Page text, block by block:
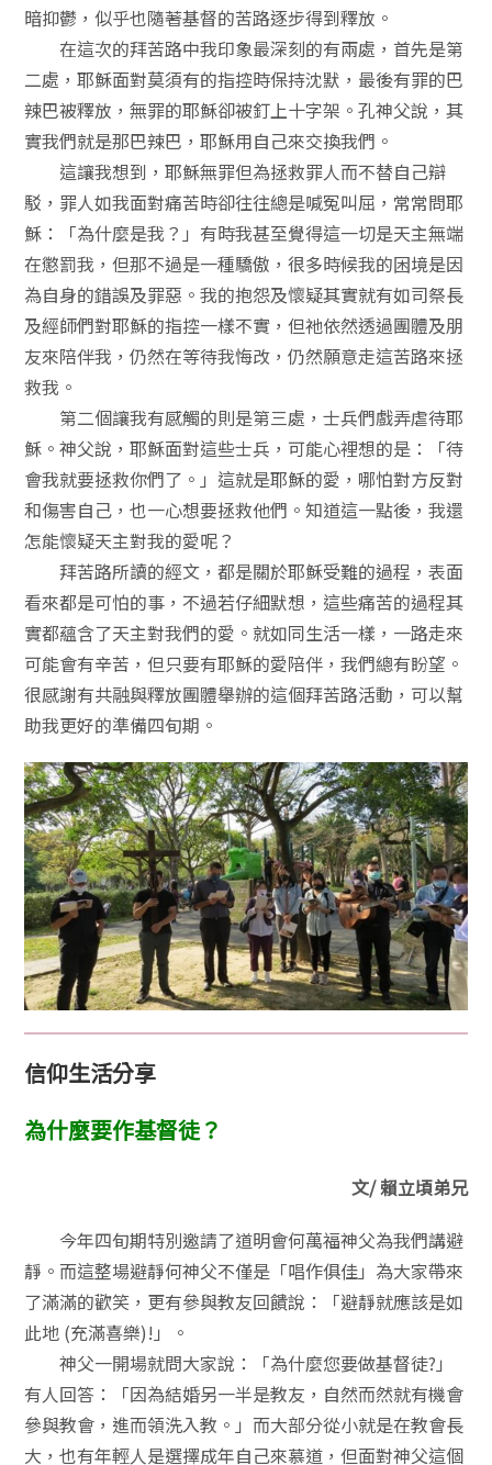
暗抑鬱，似乎也隨著基督的苦路逐步得到釋放。
在這次的拜苦路中我印象最深刻的有兩處，首先是第
二處，耶穌面對莫須有的指控時保持沈默，最後有罪的巴
辣巴被釋放，無罪的耶穌卻被釘上十字架。孔神父說，其
實我們就是那巴辣巴，耶穌用自己來交換我們。
這讓我想到，耶穌無罪但為拯救罪人而不替自己辯
駁，罪人如我面對痛苦時卻往往總是喊冤叫屈，常常問耶
穌：「為什麼是我？」有時我甚至覺得這一切是天主無端
在懲罰我，但那不過是一種驕傲，很多時候我的困境是因
為自身的錯誤及罪惡。我的抱怨及懷疑其實就有如司祭長
及經師們對耶穌的指控一樣不實，但祂依然透過團體及朋
友來陪伴我，仍然在等待我悔改，仍然願意走這苦路來拯
救我。
第二個讓我有感觸的則是第三處，士兵們戲弄虐待耶
穌。神父說，耶穌面對這些士兵，可能心裡想的是：「待
會我就要拯救你們了。」這就是耶穌的愛，哪怕對方反對
和傷害自己，也一心想要拯救他們。知道這一點後，我還
怎能懷疑天主對我的愛呢？
拜苦路所讀的經文，都是關於耶穌受難的過程，表面
看來都是可怕的事，不過若仔細默想，這些痛苦的過程其
實都蘊含了天主對我們的愛。就如同生活一樣，一路走來
可能會有辛苦，但只要有耶穌的愛陪伴，我們總有盼望。
很感謝有共融與釋放團體舉辦的這個拜苦路活動，可以幫
助我更好的準備四旬期。
信仰生活分享
為什麼要作基督徒？
文/ 賴立頃弟兄
今年四旬期特別邀請了道明會何萬福神父為我們講避
靜。而這整場避靜何神父不僅是「唱作俱佳」為大家帶來
了滿滿的歡笑，更有參與教友回饋說：「避靜就應該是如
此地 (充滿喜樂)!」。
神父一開場就問大家說：「為什麼您要做基督徒?」
有人回答：「因為結婚另一半是教友，自然而然就有機會
參與教會，進而領洗入教。」而大部分從小就是在教會長
大，也有年輕人是選擇成年自己來慕道，但面對神父這個